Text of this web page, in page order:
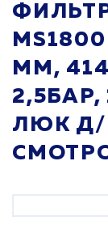
ФИЛЬТР
ММ,
ЛЮК Д/